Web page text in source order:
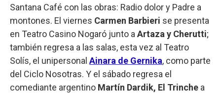
Santana Café con las obras: Radio dolor y Padre a
montones. El viernes Carmen Barbieri se presenta
en Teatro Casino Nogaró junto aArtaza y Cherutti;
también regresa a las salas, esta vez al Teatro
Solís, el unipersonal Ainara de Gernika, como parte
del Ciclo Nosotras. Y el sábado regresa el
comediante argentino Martín Dardik, El Trinche a